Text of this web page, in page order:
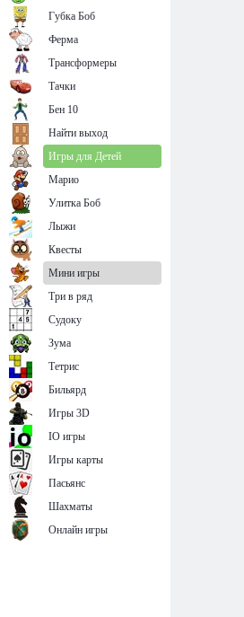
Губка Боб
Ферма
Трансформеры
Тачки
Бен 10
Найти выход
Игры для Детей
Марио
Улитка Боб
Лыжи
Квесты
Мини игры
Три в ряд
Судоку
Зума
Тетрис
Бильярд
Игры 3D
IO игры
Игры карты
Пасьянс
Шахматы
Онлайн игры